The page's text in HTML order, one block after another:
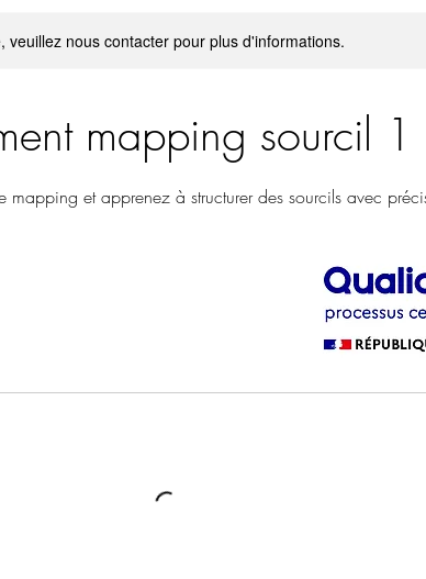
veuillez nous contacter pour plus d'informations.
mapping sourcil 1
mapping et apprenez à structurer des sourcils avec